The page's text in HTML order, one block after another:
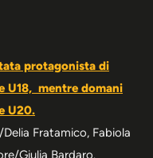
protagonista di
U18, mentre domani
U20.
Fratamico, Fabiola
Giulia Bardaro.